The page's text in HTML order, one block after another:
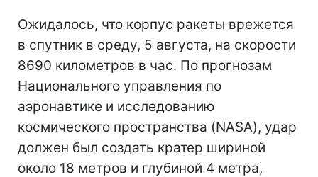
Ожидалось, что корпус ракеты врежется
в спутник в среду, 5 августа, на скорости
8690 километров в час. По прогнозам
Национального управления по
аэронавтике и исследованию
космического пространства (NASA), удар
должен был создать кратер шириной
около 18 метров и глубиной 4 метра,